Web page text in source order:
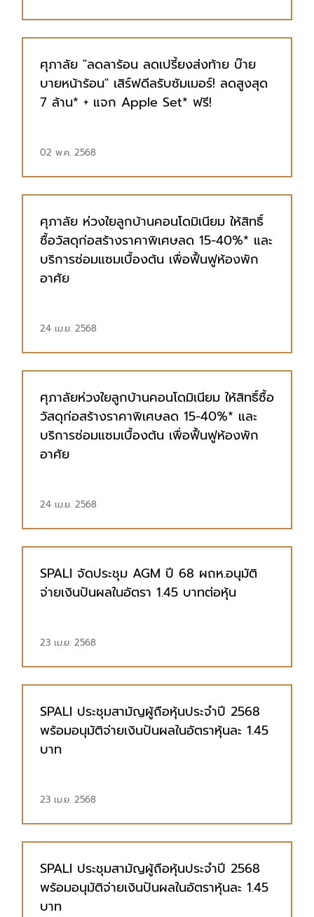
ศุภาลัย "ลดลาร้อน ลดเปรี้ยงส่งท้าย บ๊าย
บายหน้าร้อน" เสิร์ฟดีลรับซัมเมอร์! ลดสูงสุด
7 ล้าน* + แจก Apple Set* ฟรี!
02 พ.ค. 2568
ศุภาลัย ห่วงใยลูกบ้านคอนโดมิเนียม ให้สิทธิ์
ซื้อวัสดุก่อสร้างราคาพิเศษลด 15-40%* และ
บริการซ่อมแซมเบื้องต้น เพื่อฟื้นฟูห้องพัก
อาศัย
24 เม.ย. 2568
ศุภาลัยห่วงใยลูกบ้านคอนโดมิเนียม ให้สิทธิ์ซื้อ
วัสดุก่อสร้างราคาพิเศษลด 15-40%* และ
บริการซ่อมแซมเบื้องต้น เพื่อฟื้นฟูห้องพัก
อาศัย
24 เม.ย. 2568
SPALI จัดประชุม AGM ปี 68 ผถห.อนุมัติ
จ่ายเงินปันผลในอัตรา 1.45 บาทต่อหุ้น
23 เม.ย. 2568
SPALI ประชุมสามัญผู้ถือหุ้นประจำปี 2568
พร้อมอนุมัติจ่ายเงินปันผลในอัตราหุ้นละ 1.45
บาท
23 เม.ย. 2568
SPALI ประชุมสามัญผู้ถือหุ้นประจำปี 2568
พร้อมอนุมัติจ่ายเงินปันผลในอัตราหุ้นละ 1.45
บาท